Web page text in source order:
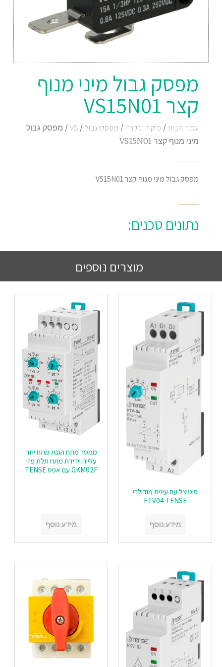
מפסק גבול מיני מנוף
קצר VS15N01
עמוד הבית / פיקוד ובקרה / מפסקי גבול /
VS/ מפסק גבול
מיני מנוף קצר VS15N01
מפסק גבול מיני מנוף קצר VS15N01
נתונים טכנים:
מוצרים נוספים
פוטוצל עם עינית מודולרי
FTV04 TENSE
מידע נוסף
ממסר מתח הגנת מתח יתר
עלייה וירידת מתח תלת פזי
GKM02F עם אפס TENSE
מידע נוסף